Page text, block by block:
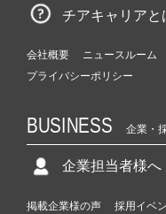
チアキャリアと
会社概要 ニュースルーム
プライバシーポリシー
BUSINESS 企業・
企業担当者様へ
掲載企業様の声 採用イベ